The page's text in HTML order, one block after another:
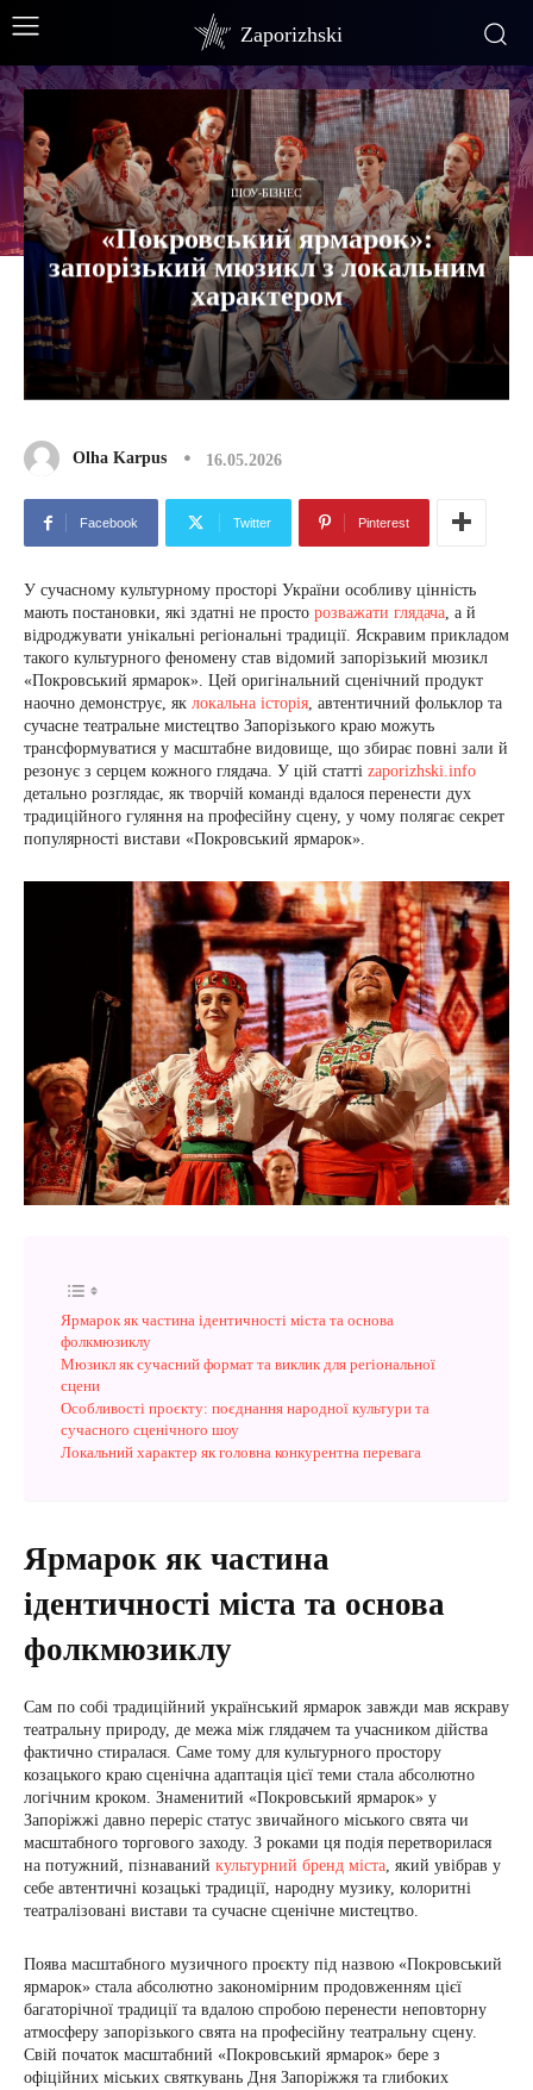
Zaporizhski
ШОУ-БІЗНЕС
«Покровський ярмарок»:
запорізький мюзикл з локальним
характером
Olha Karpus 16.05.2026
Facebook Twitter Pinterest
У сучасному культурному просторі України особливу цінність
мають постановки, які здатні не просто розважати глядача, а й
відроджувати унікальні регіональні традиції. Яскравим прикладом
такого культурного феномену став відомий запорізький мюзикл
«Покровський ярмарок». Цей оригінальний сценічний продукт
наочно демонструє, як локальна історія, автентичний фольклор та
сучасне театральне мистецтво Запорізького краю можуть
трансформуватися у масштабне видовище, що збирає повні зали й
резонує з серцем кожного глядача. У цій статті zaporizhski.info
детально розглядає, як творчій команді вдалося перенести дух
традиційного гуляння на професійну сцену, у чому полягає секрет
популярності вистави «Покровський ярмарок».
Ярмарок як частина ідентичності міста та основа
фолкмюзиклу
Мюзикл як сучасний формат та виклик для регіональної
сцени
Особливості проєкту: поєднання народної культури та
сучасного сценічного шоу
Локальний характер як головна конкурентна перевага
Ярмарок як частина
ідентичності міста та основа
фолкмюзиклу
Сам по собі традиційний український ярмарок завжди мав яскраву
театральну природу, де межа між глядачем та учасником дійства
фактично стиралася. Саме тому для культурного простору
козацького краю сценічна адаптація цієї теми стала абсолютно
логічним кроком. Знаменитий «Покровський ярмарок» у
Запоріжжі давно переріс статус звичайного міського свята чи
масштабного торгового заходу. З роками ця подія перетворилася
на потужний, пізнаваний культурний бренд міста, який увібрав у
себе автентичні козацькі традиції, народну музику, колоритні
театралізовані вистави та сучасне сценічне мистецтво.
Поява масштабного музичного проєкту під назвою «Покровський
ярмарок» стала абсолютно закономірним продовженням цієї
багаторічної традиції та вдалою спробою перенести неповторну
атмосферу запорізького свята на професійну театральну сцену.
Свій початок масштабний «Покровський ярмарок» бере з
офіційних міських святкувань Дня Запоріжжя та глибоких